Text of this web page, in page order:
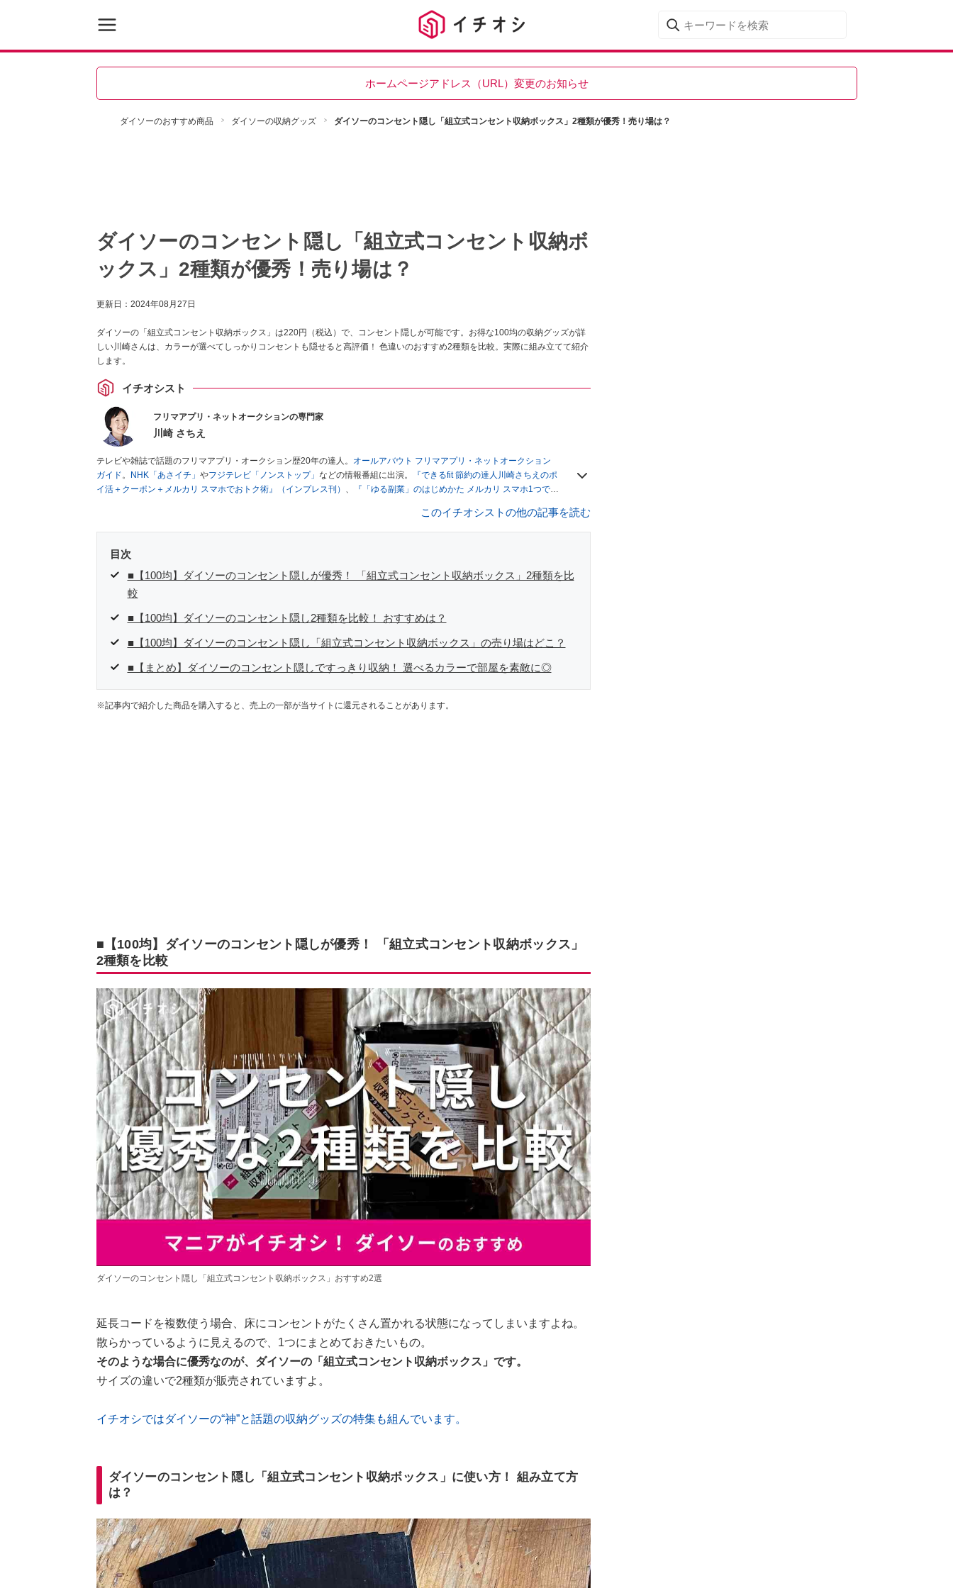
ホームページアドレス（URL）変更のお知らせ
ダイソーのおすすめ商品 ダイソーの収納グッズ ダイソーのコンセント隠し「組立式コンセント収納ボックス」2種類が優秀！売り場は？
ダイソーのコンセント隠し「組立式コンセント収納ボ
ックス」2種類が優秀！売り場は？
更新日： 2024年08月27日
ダイソーの「組立式コンセント収納ボックス」は220円（税込）で、コンセント隠しが可能です。お得な100均の収納グッズが詳
しい川崎さんは、カラーが選べてしっかりコンセントも隠せると高評価！ 色違いのおすすめ2種類を比較。実際に組み立てて紹介
します。
イチオシスト
フリマアプリ・ネットオークションの専門家
川崎 さちえ
テレビや雑誌で話題のフリマアプリ・オークション歴20年の達人。
オールアバウト フリマアプリ・ネットオークション
ガイド。 NHK「あさイチ」 やフジテレビ「ノンストップ」 などの情報番組に出演。
『できるfit 節約の達人川崎さちえのポ
イ活＋クーポン＋メルカリ スマホでおトク術』（インプレス刊） 、
『「ゆる副業」のはじめかた メルカリ スマホ1つでス
■経歴：2003年、夫が子育てをするために、突然会社を辞める。翌月からの給料が０円になり、家にいながら、しかも空
いた時間でできるオークションに目をつける。しかし、取引の仕方がわからずに、まずは落札者として参加。その後、出
を生活の一部に取り入れるべく、「ネットオークションやフリマアプリは生活のインフラになる」という考えを持つ。ま
た消費税増税の社会においては、ネットオークションやフリマアプリが家計の救世主になりえると考え、業者とは違う視
点でユーザーとして参加中。
このイチオシストの他の記事を読む
目次
■【100均】ダイソーのコンセント隠しが優秀！ 「組立式コンセント収納ボックス」2種類を比
較
■【100均】ダイソーのコンセント隠し2種類を比較！ おすすめは？
■【100均】ダイソーのコンセント隠し「組立式コンセント収納ボックス」の売り場はどこ？
■【まとめ】ダイソーのコンセント隠しですっきり収納！ 選べるカラーで部屋を素敵に◎
※記事内で紹介した商品を購入すると、売上の一部が当サイトに還元されることがあります。
■【100均】ダイソーのコンセント隠しが優秀！ 「組立式コンセント収納ボックス」
2種類を比較
ダイソーのコンセント隠し「組立式コンセント収納ボックス」おすすめ2選
延長コードを複数使う場合、床にコンセントがたくさん置かれる状態になってしまいますよね。
散らかっているように見えるので、1つにまとめておきたいもの。
そのような場合に優秀なのが、ダイソーの「組立式コンセント収納ボックス」です。
サイズの違いで2種類が販売されていますよ。
イチオシではダイソーの“神”と話題の収納グッズの特集も組んでいます。
ダイソーのコンセント隠し「組立式コンセント収納ボックス」に使い方！ 組み立て方
は？